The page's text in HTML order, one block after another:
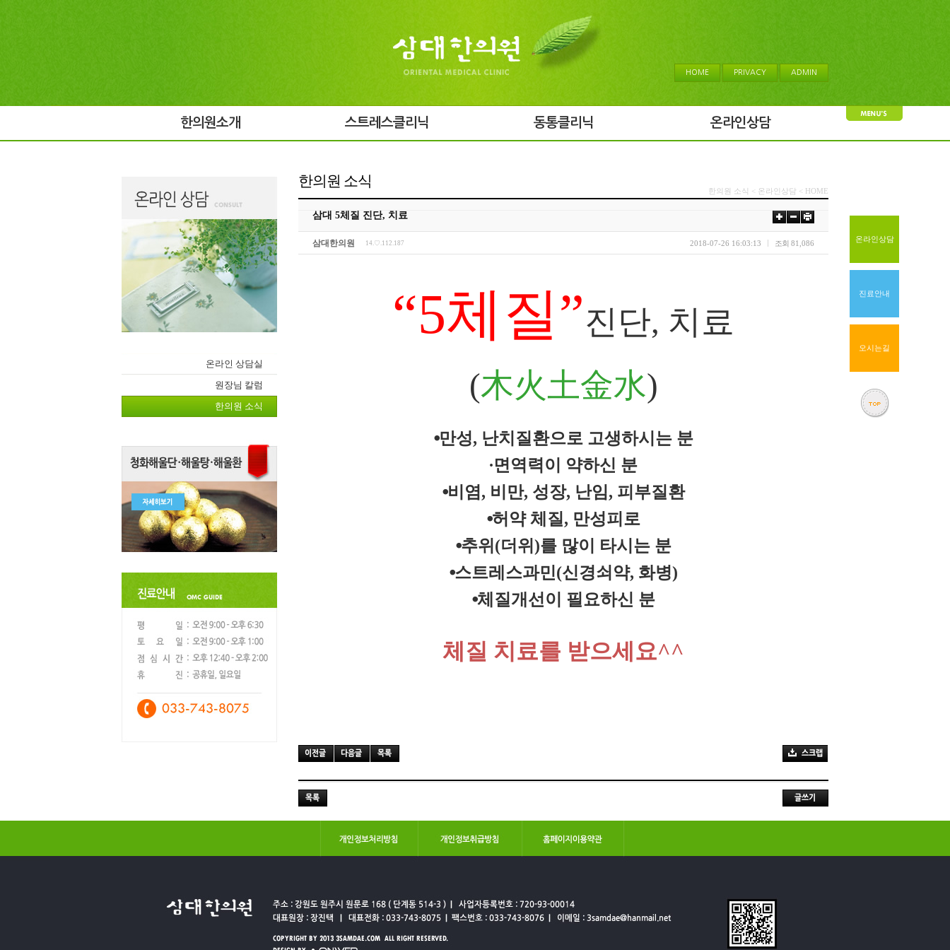
HOME PRIVACY ADMIN
한의원소개 스트레스클리닉 동통클리닉 온라인상담
온라인 상담실
원장님 칼럼
한의원 소식
한의원 소식
한의원 소식 < 온라인상담 < HOME
삼대 5체질 진단, 치료
삼대한의원 14.♡.112.187 2018-07-26 16:03:13 조회 81,086
“5체질”진단, 치료
(木火土金水)
⦁만성, 난치질환으로 고생하시는 분
∙면역력이 약하신 분
⦁비염, 비 만, 성장, 난임, 피부질환
⦁허약 체질, 만성피로
⦁추위(더위)를 많이 타시는 분
⦁스트레스과민(신경쇠약, 화병)
⦁체질개선이 필요하신 분
체질 치료를 받으세요^^
온라인상담
진료안내
오시는길